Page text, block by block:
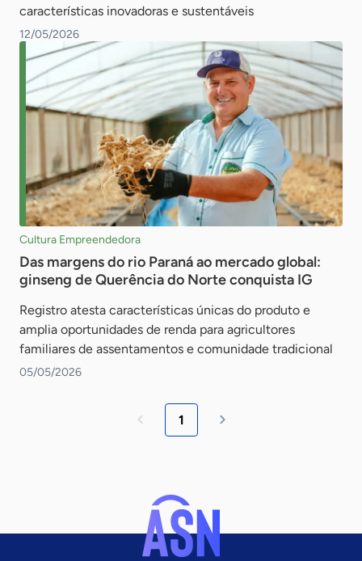
características inovadoras e sustentáveis
12/05/2026
Cultura Empreendedora
Das margens do rio Paraná ao mercado global:
ginseng de Querência do Norte conquista IG
Registro atesta características únicas do produto e
amplia oportunidades de renda para agricultores
familiares de assentamentos e comunidade tradicional
05/05/2026
1